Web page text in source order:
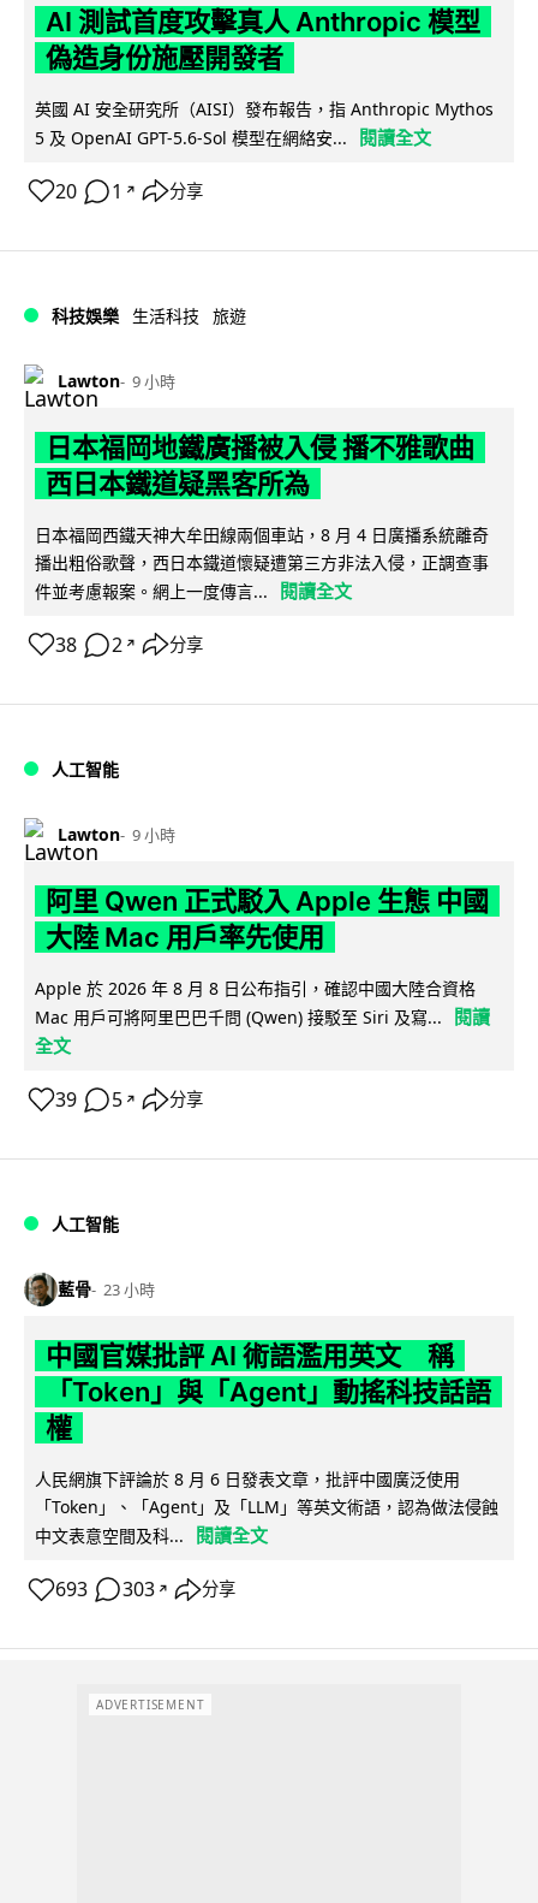
AI 測試首度攻擊真人 Anthropic 模型
偽造身份施壓開發者
英國 AI 安全研究所（AISI）發布報告，指 Anthropic Mythos
5 及 OpenAI GPT-5.6-Sol 模型在網絡安...
閱讀全文
20 1 ↗ 分享
科技娛樂 生活科技 旅遊
Lawton 9 小時
日本福岡地鐵廣播被入侵 播不雅歌曲
西日本鐵道疑黑客所為
日本福岡西鐵天神大牟田線兩個車站，8 月 4 日廣播系統離奇
播出粗俗歌聲，西日本鐵道懷疑遭第三方非法入侵，正調查事
件並考慮報案。網上一度傳言...
閱讀全文
38 2 ↗ 分享
人工智能
Lawton 9 小時
阿里 Qwen 正式駁入 Apple 生態 中國
大陸 Mac 用戶率先使用
Apple 於 2026 年 8 月 8 日公布指引，確認中國大陸合資格
Mac 用戶可將阿里巴巴千問 (Qwen) 接駁至 Siri 及寫...
閱讀
全文
39 5 ↗ 分享
人工智能
藍骨 23 小時
中國官媒批評 AI 術語濫用英文 稱
「Token」與「Agent」動搖科技話語
權
人民網旗下評論於 8 月 6 日發表文章，批評中國廣泛使用
「Token」、「Agent」及「LLM」等英文術語，認為做法侵蝕
中文表意空間及科...
閱讀全文
693 303 ↗ 分享
ADVERTISEMENT